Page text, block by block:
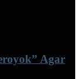
Agar